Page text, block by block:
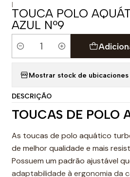
|
TOUCA POLO
AZUL Nº9
Quantidade
Mostrar stock de ubicaciones
DESCRIÇÃO
TOUCAS DE POLO
As toucas de polo aquático
de melhor qualidade e mais
Possuem um padrão ajustável
adaptabilidade à ergonomia da